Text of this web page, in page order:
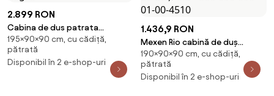
2.899 RON
Cabina de dus patrata
Cersanit Jota cu usa batanta
stanga 90x90 negru
195×90×90 cm, cu cădiță,
pătrată
Disponibil în 2 e-shop-uri
1.436,9 RON
Mexen Rio cabină de duș
pătrată 90 x 90 cm,
transparentă, crom + cadă de
duș, alb - 860-090-090-01-00-
190×90×90 cm, cu cădiță,
pătrată
Disponibil în 2 e-shop-uri